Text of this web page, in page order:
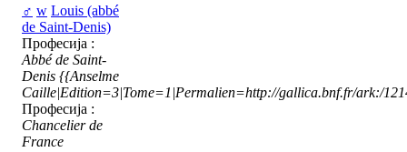
♂ w Louis (abbé
de Saint-Denis)
Професија :
Abbé de Saint-
Denis {{Anselme
Caille|Edition=3|Tome=1|Permalien=http://gallica.bnf.fr/ark:/
Професија :
Chancelier de
France